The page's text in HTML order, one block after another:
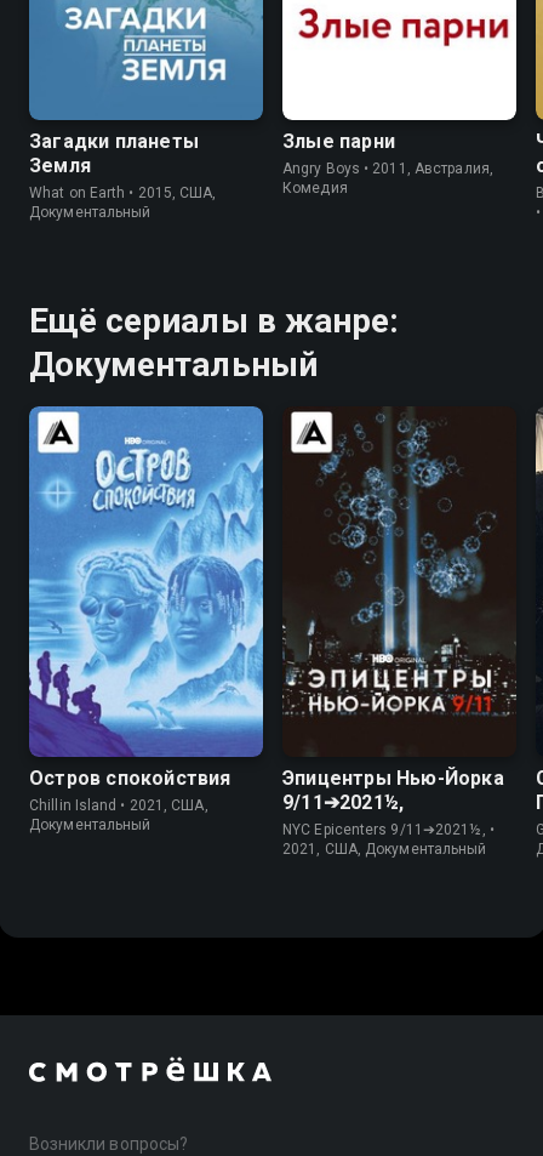
5.8
Загадки планеты
Земля
What on Earth • 2015, США,
Документальный
Злые парни
Angry Boys • 2011, Австралия,
Комедия
Ещё сериалы в жанре:
Документальный
5.7
Остров спокойствия
Chillin Island • 2021, США,
Документальный
7.1 7.3
Эпицентры Нью-Йорка
9/11➔2021½,
NYC Epicenters 9/11➔2021½, •
2021, США, Документальный
Возникли вопросы?